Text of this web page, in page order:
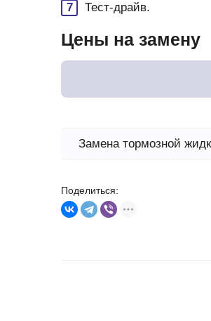
Тест-драйв.
Цены на замену
Замена тормозной
Поделиться: